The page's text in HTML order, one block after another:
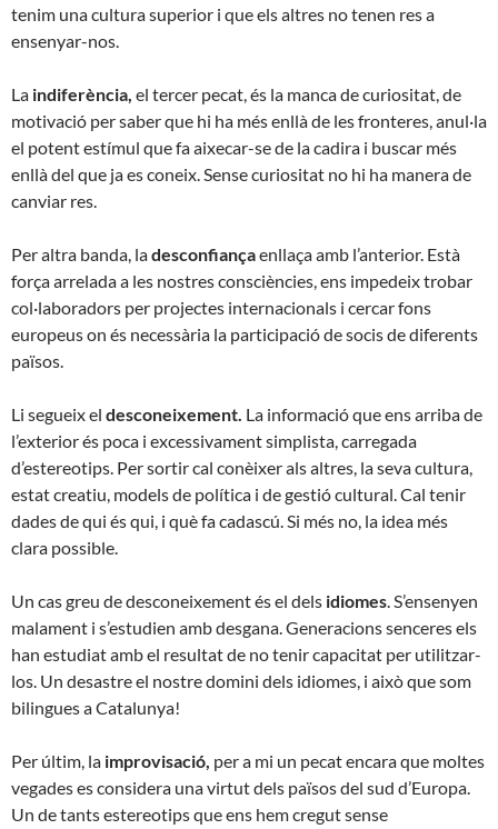
tenim una cultura superior i que els altres no tenen res a
ensenyar-nos.
La indiferència, el tercer pecat, és la manca de curiositat, de
motivació per saber que hi ha més enllà de les fronteres, anul·la
el potent estímul que fa aixecar-se de la cadira i buscar més
enllà del que ja es coneix. Sense curiositat no hi ha manera de
canviar res.
Per altra banda, ladesconfiançaenllaça amb l’anterior. Està
força arrelada a les nostres consciències, ens impedeix trobar
col·laboradors per projectes internacionals i cercar fons
europeus on és necessària la participació de socis de diferents
països.
Li segueix el desconeixement. La informació que ens arriba de
l’exterior és poca i excessivament simplista, carregada
d’estereotips. Per sortir cal conèixer als altres, la seva cultura,
estat creatiu, models de política i de gestió cultural. Cal tenir
dades de qui és qui, i què fa cadascú. Si més no, la idea més
clara possible.
Un cas greu de desconeixement és el dels idiomes. S’ensenyen
malament i s’estudien amb desgana. Generacions senceres els
han estudiat amb el resultat de no tenir capacitat per utilitzar-
los. Un desastre el nostre domini dels idiomes, i això que som
bilingues a Catalunya!
Per últim, la improvisació, per a mi un pecat encara que moltes
vegades es considera una virtut dels països del sud d’Europa.
Un de tants estereotips que ens hem cregut sense